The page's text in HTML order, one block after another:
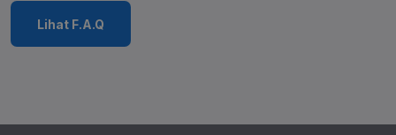
Lihat F.A.Q